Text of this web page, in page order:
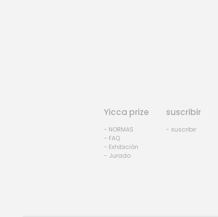
Yicca prize
- NORMAS
- FAQ
- Exhibiciòn
- Jurado
suscribir
- suscribir